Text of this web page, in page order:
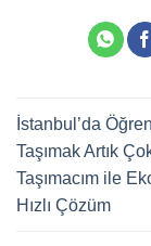
İstanbul’da
Taşımak Artık
Taşımacım ile
Hızlı Çözüm